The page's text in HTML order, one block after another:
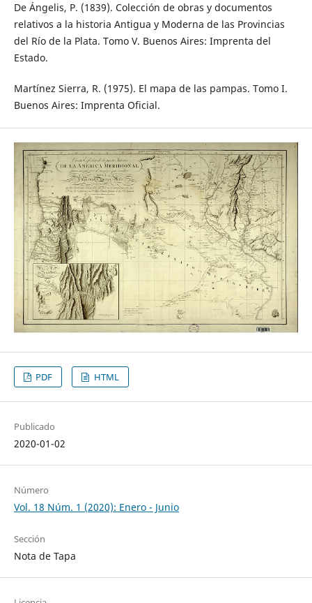
De Ángelis, P. (1839). Colección de obras y documentos
relativos a la historia Antigua y Moderna de las Provincias
del Río de la Plata. Tomo V. Buenos Aires: Imprenta del
Estado.
Martínez Sierra, R. (1975). El mapa de las pampas. Tomo I.
Buenos Aires: Imprenta Oficial.
PDF HTML
Publicado
2020-01-02
Número
Vol. 18 Núm. 1 (2020): Enero - Junio
Sección
Nota de Tapa